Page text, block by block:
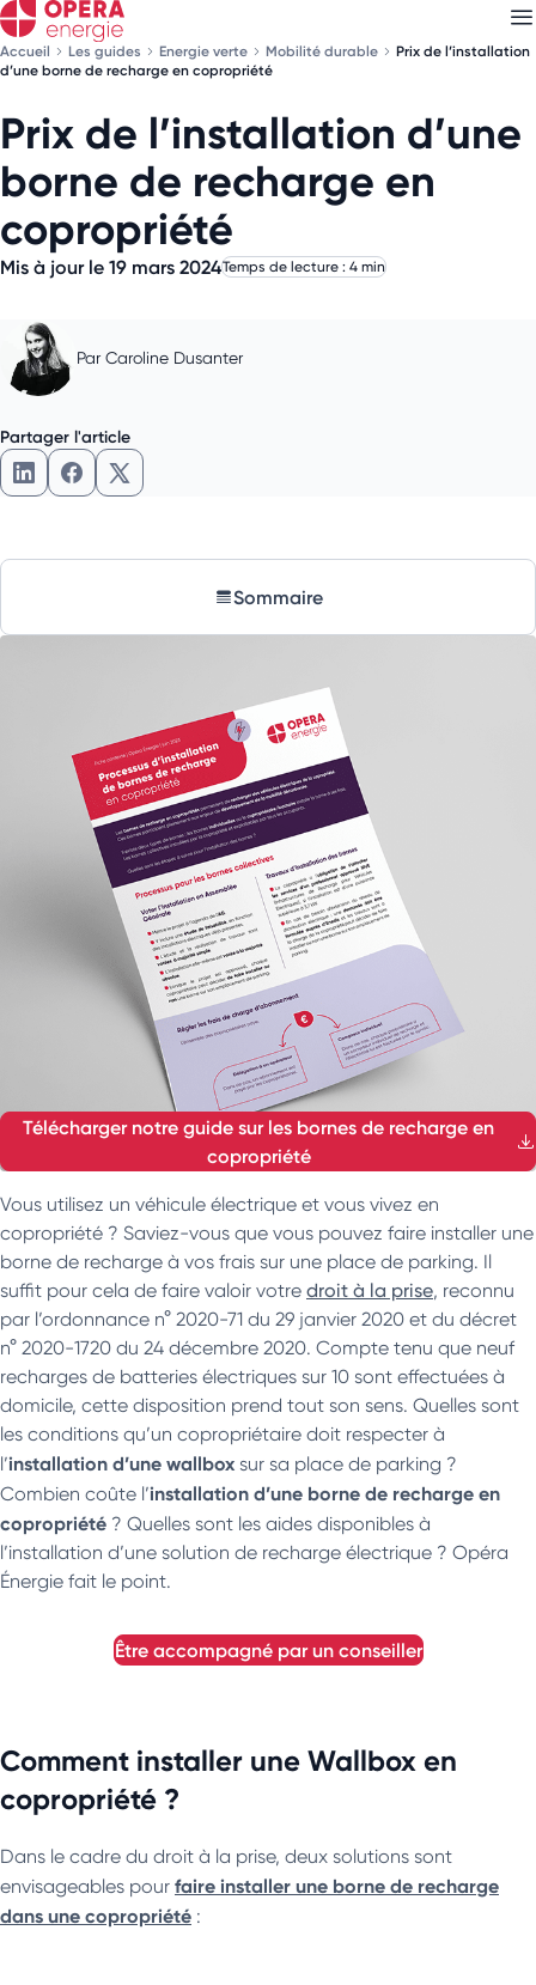
Accueil Les guides Energie verte Mobilité durable
Prix de l’installation
d’une borne de recharge en copropriété
Prix de l’installation d’une
borne de recharge en
copropriété
Mis à jour le 19 mars 2024Temps de lecture : 4 min
Par Caroline Dusanter
Partager l'article
Partager l'article sur LinkedIn
Partager l'article sur Facebook
Partager l'article sur X
Sommaire
Télécharger notre guide sur les bornes de recharge en
copropriété
Vous utilisez un véhicule électrique et vous vivez en
copropriété ? Saviez-vous que vous pouvez faire installer une
borne de recharge à vos frais sur une place de parking. Il
suffit pour cela de faire valoir votre droit à la prise, reconnu
par l’ordonnance n° 2020-71 du 29 janvier 2020 et du décret
n° 2020-1720 du 24 décembre 2020. Compte tenu que neuf
recharges de batteries électriques sur 10 sont effectuées à
domicile, cette disposition prend tout son sens. Quelles sont
les conditions qu’un copropriétaire doit respecter à
l’installation d’une wallbox sur sa place de parking ?
Combien coûte l’installation d’une borne de recharge en
copropriété ? Quelles sont les aides disponibles à
l’installation d’une solution de recharge électrique ? Opéra
Énergie fait le point.
être accompagné par un conseiller
Comment installer une Wallbox en
copropriété ?
Dans le cadre du droit à la prise, deux solutions sont
envisageables pour faire installer une borne de recharge
dans une copropriété :
Découvrez nosnewsletters
Choisissez les newsletters qui vous intéressent